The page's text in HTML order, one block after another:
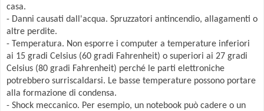
casa.
- Danni causati dall'acqua. Spruzzatori antincendio, allagamenti o
altre perdite.
- Temperatura. Non esporre i computer a temperature inferiori
ai 15 gradi Celsius (60 gradi Fahrenheit) o superiori ai 27 gradi
Celsius (80 gradi Fahrenheit) perché le parti elettroniche
potrebbero surriscaldarsi. Le basse temperature possono portare
alla formazione di condensa.
- Shock meccanico. Per esempio, un notebook può cadere o un